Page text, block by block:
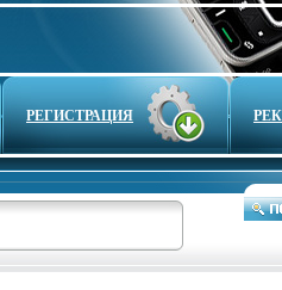
РЕГИСТРАЦИЯ